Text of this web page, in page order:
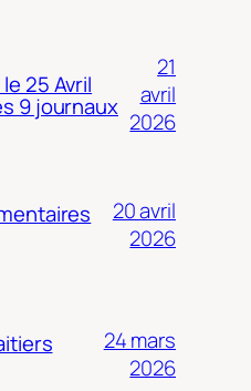
25 Avril
9 journaux
21
avril
2026
20 avril
2026
24 mars
2026